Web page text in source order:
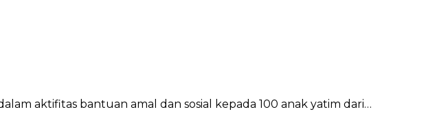
aktifitas bantuan amal dan sosial kepada 100 anak yatim dari…